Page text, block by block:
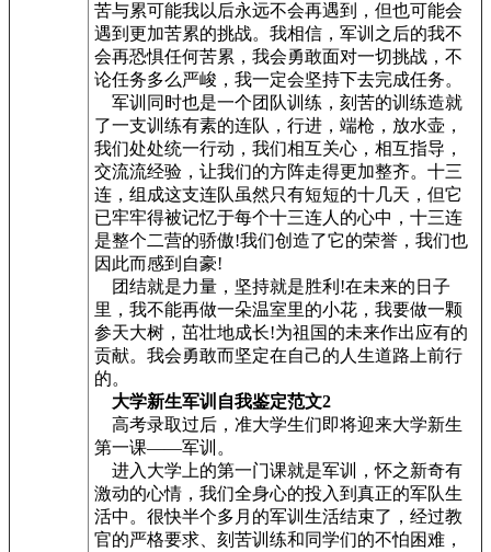
苦与累可能我以后永远不会再遇到，但也可能会
遇到更加苦累的挑战。我相信，军训之后的我不
会再恐惧任何苦累，我会勇敢面对一切挑战，不
论任务多么严峻，我一定会坚持下去完成任务。
军训同时也是一个团队训练，刻苦的训练造就
了一支训练有素的连队，行进，端枪，放水壶，
我们处处统一行动，我们相互关心，相互指导，
交流流经验，让我们的方阵走得更加整齐。十三
连，组成这支连队虽然只有短短的十几天，但它
已牢牢得被记忆于每个十三连人的心中，十三连
是整个二营的骄傲!我们创造了它的荣誉，我们也
因此而感到自豪!
团结就是力量，坚持就是胜利!在未来的日子
里，我不能再做一朵温室里的小花，我要做一颗
参天大树，茁壮地成长!为祖国的未来作出应有的
贡献。我会勇敢而坚定在自己的人生道路上前行
的。
大学新生军训自我鉴定范文2
高考录取过后，准大学生们即将迎来大学新生
第一课——军训。
进入大学上的第一门课就是军训，怀之新奇有
激动的心情，我们全身心的投入到真正的军队生
活中。很快半个多月的军训生活结束了，经过教
官的严格要求、刻苦训练和同学们的不怕困难，